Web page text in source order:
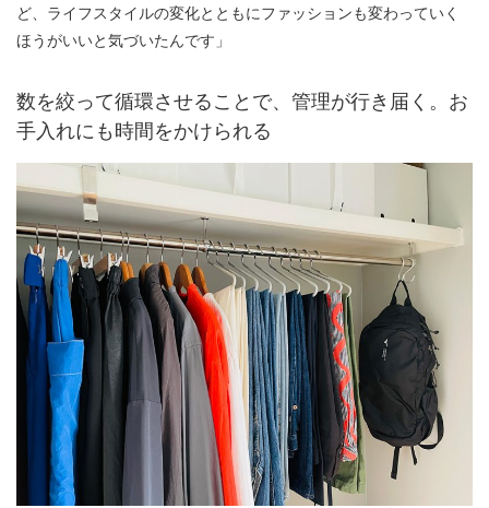
ど、ライフスタイルの変化とともにファッションも変わっていく
ほうがいいと気づいたんです」
数を絞って循環させることで、管理が行き届く。お
手入れにも時間をかけられる